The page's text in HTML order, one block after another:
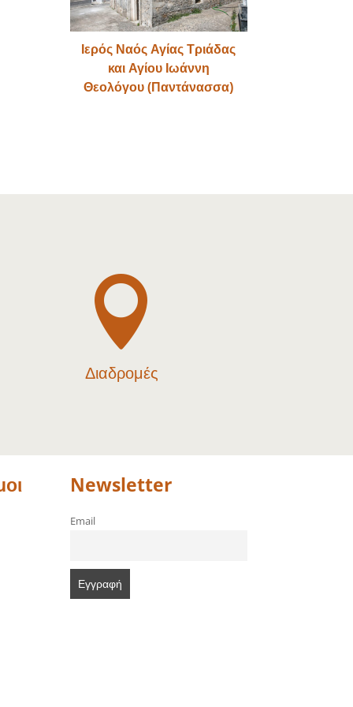
Ιερός Ναός Αγίας Τριάδας
και Αγίου Ιωάννη
Θεολόγου (Παντάνασσα)

Διαδρομές
Newsletter
Email